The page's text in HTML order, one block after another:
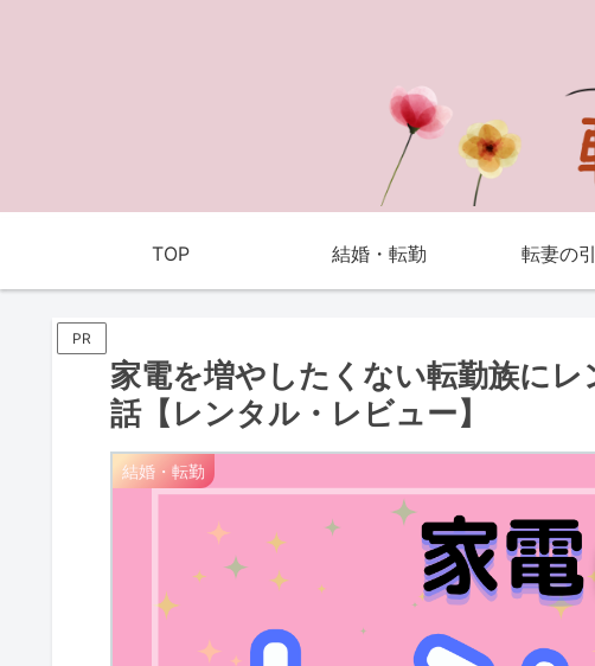
TOP 結婚・転勤 転妻の
PR
家電を増やしたくない転勤族に
話【レンタル・レビュー】
結婚・転勤